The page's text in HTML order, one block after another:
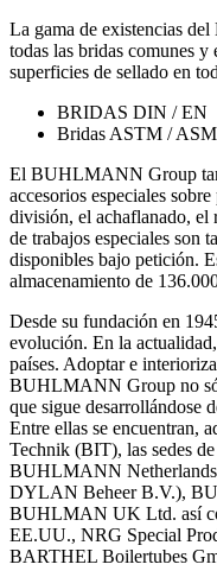
La gama de existencias
todas las bridas comunes y
superficies de sellado en
BRIDAS DIN / EN
Bridas ASTM /
El BUHLMANN Group
accesorios especiales
división, el achaflanado, el
de trabajos especiales son
disponibles bajo petición.
almacenamiento de
Desde su fundación en
evolución. En la
países. Adoptar e
BUHLMANN Group no
que sigue desarrollándose
Entre ellas se encuentran,
Technik (BIT), las sedes
BUHLMANN
DYLAN Beheer B.V.),
BUHLMAN UK Ltd. así
EE.UU., NRG Special
BARTHEL Boilertubes